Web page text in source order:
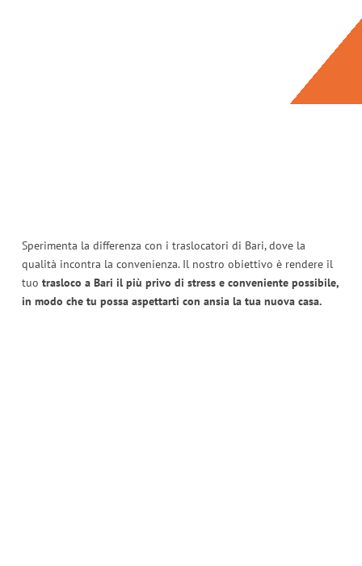
Sperimenta la differenza con i traslocatori di Bari, dove la
qualità incontra la convenienza. Il nostro obiettivo è rendere il
tuo trasloco a Bari il più privo di stress e conveniente possibile,
in modo che tu possa aspettarti con ansia la tua nuova casa.